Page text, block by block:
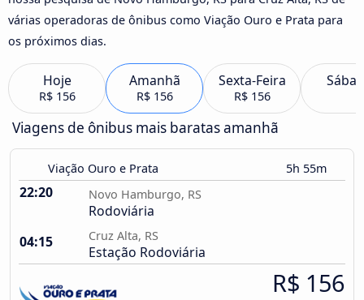
várias operadoras de ônibus como Viação Ouro e Prata para
os próximos dias.
Hoje
R$ 156
Amanhã
R$ 156
Sexta-Feira
R$ 156
Viagens de ônibus mais baratas amanhã
Viação Ouro e Prata 5h 55m
22:20 Novo Hamburgo, RS
Rodoviária
04:15
Cruz Alta, RS
Estação Rodoviária
R$ 156